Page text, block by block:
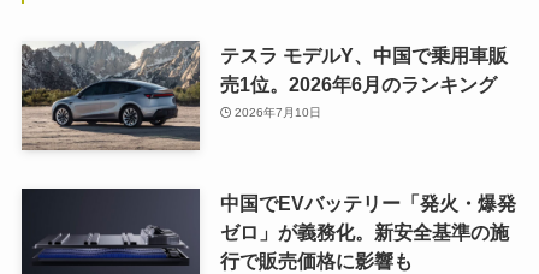
テスラ モデルY、中国で乗用車販
売1位。2026年6月のランキング
2026年7月10日
中国でEVバッテリー「発火・爆発
ゼロ」が義務化。新安全基準の施
行で販売価格に影響も